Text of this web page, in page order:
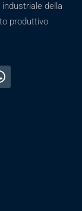
della
produttivo